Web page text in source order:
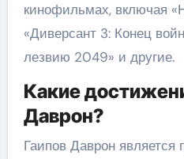
кинофильмах, включая
«Диверсант 3: Конец
лезвию 2049» и другие.
Какие
Даврон?
Гаипов Даврон является